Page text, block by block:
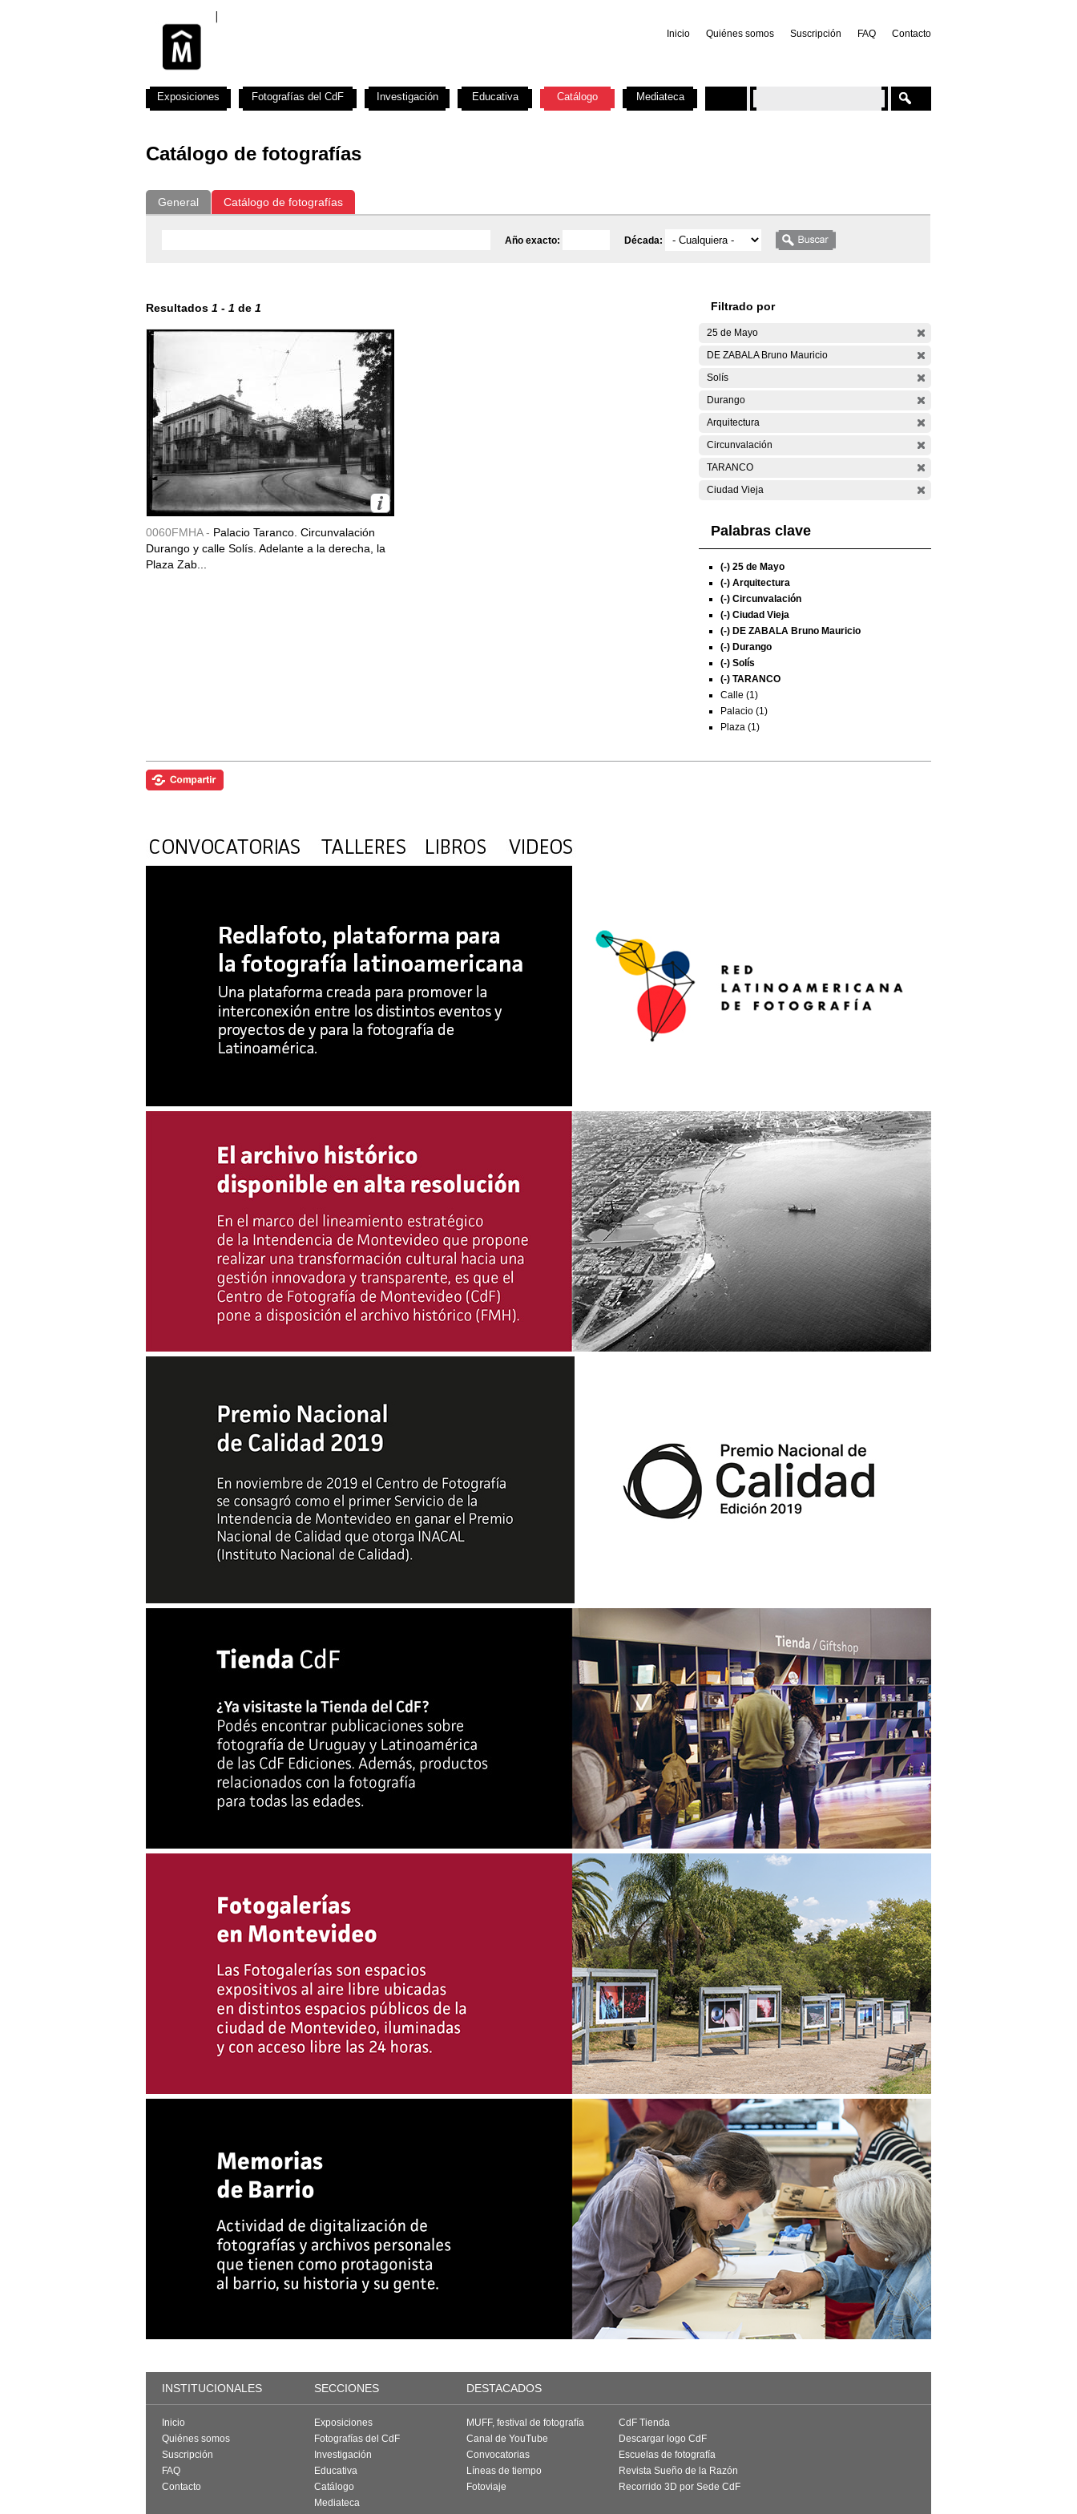
Inicio Quiénes somos Suscripción FAQ Contacto
Catálogo de fotografías
General Catálogo de fotografías
Año exacto: Década:
Resultados 1 - 1 de 1
0060FMHA - Palacio Taranco. Circunvalación
Durango y calle Solís. Adelante a la derecha, la
Plaza Zab...
Filtrado por
25 de Mayo
DE ZABALA Bruno Mauricio
Solís
Durango
Arquitectura
Circunvalación
TARANCO
Ciudad Vieja
Palabras clave
(-) 25 de Mayo
(-) Arquitectura
(-) Circunvalación
(-) Ciudad Vieja
(-) DE ZABALA Bruno Mauricio
(-) Durango
(-) Solís
(-) TARANCO
Calle (1)
Palacio (1)
Plaza (1)
Exposiciones Fotografías del CdF Investigación Educativa Catálogo Mediateca
INSTITUCIONALES SECCIONES DESTACADOS
Inicio
Quiénes somos
Suscripción
FAQ
Contacto
Exposiciones
Fotografías del CdF
Investigación
Educativa
Catálogo
Mediateca
MUFF, festival de fotografía
Canal de YouTube
Convocatorias
Líneas de tiempo
Fotoviaje
CdF Tienda
Descargar logo CdF
Escuelas de fotografía
Revista Sueño de la Razón
Recorrido 3D por Sede CdF